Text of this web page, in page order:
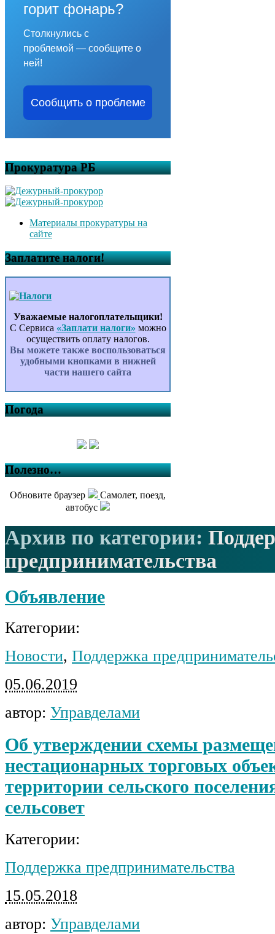
горит фонарь?
Столкнулись с
проблемой — сообщите о
ней!
Сообщить о проблеме
Прокуратура РБ
Материалы прокуратуры на
сайте
Заплатите налоги!
Уважаемые налогоплательщики!
С Сервиса «Заплати налоги» можно
осуществить оплату налогов.
Вы можете также воспользоваться
удобными кнопками в нижней
части нашего сайта
Погода
Полезно…
Обновите браузер
Самолет, поезд,
автобус
Архив по категории:
предпринимательства
Объявление
Категории:
Новости, Поддержка
05.06.2019
автор: Управделами
Об утверждении схемы
нестационарных торговых
территории сельского
сельсовет
Категории:
Поддержка предпринимательства
15.05.2018
автор: Управделами